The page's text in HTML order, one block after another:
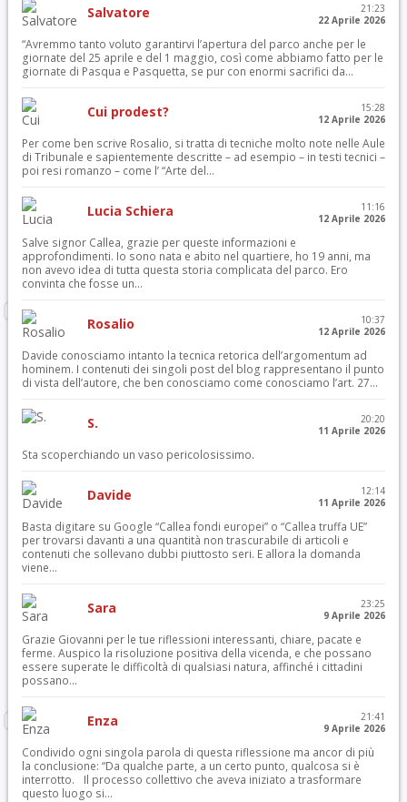
Salvatore
21:23
22 Aprile 2026
“Avremmo tanto voluto garantirvi l’apertura del parco anche per le
giornate del 25 aprile e del 1 maggio, così come abbiamo fatto per le
giornate di Pasqua e Pasquetta, se pur con enormi sacrifici da...
Cui prodest?
15:28
12 Aprile 2026
Per come ben scrive Rosalio, si tratta di tecniche molto note nelle Aule
di Tribunale e sapientemente descritte – ad esempio – in testi tecnici –
poi resi romanzo – come l’ “Arte del...
Lucia Schiera
11:16
12 Aprile 2026
Salve signor Callea, grazie per queste informazioni e
approfondimenti. Io sono nata e abito nel quartiere, ho 19 anni, ma
non avevo idea di tutta questa storia complicata del parco. Ero
convinta che fosse un...
Rosalio
10:37
12 Aprile 2026
Davide conosciamo intanto la tecnica retorica dell’argomentum ad
hominem. I contenuti dei singoli post del blog rappresentano il punto
di vista dell’autore, che ben conosciamo come conosciamo l’art. 27...
S.
20:20
11 Aprile 2026
Sta scoperchiando un vaso pericolosissimo.
Davide
12:14
11 Aprile 2026
Basta digitare su Google “Callea fondi europei” o “Callea truffa UE”
per trovarsi davanti a una quantità non trascurabile di articoli e
contenuti che sollevano dubbi piuttosto seri. E allora la domanda
viene...
Sara
23:25
9 Aprile 2026
Grazie Giovanni per le tue riflessioni interessanti, chiare, pacate e
ferme. Auspico la risoluzione positiva della vicenda, e che possano
essere superate le difficoltà di qualsiasi natura, affinché i cittadini
possano...
Enza
21:41
9 Aprile 2026
Condivido ogni singola parola di questa riflessione ma ancor di più
la conclusione: “Da qualche parte, a un certo punto, qualcosa si è
interrotto. Il processo collettivo che aveva iniziato a trasformare
questo luogo si...